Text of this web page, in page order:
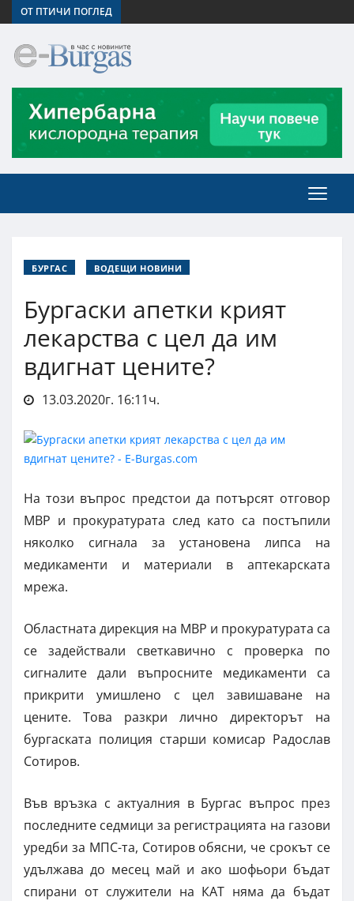
ОТ ПТИЧИ ПОГЛЕД
БУРГАС ВОДЕЩИ НОВИНИ
Бургаски апетки крият
лекарства с цел да им
вдигнат цените?
13.03.2020г. 16:11ч.
На този въпрос предстои да потърсят отговор
МВР и прокуратурата след като са постъпили
няколко сигнала за установена липса на
медикаменти и материали в аптекарската
мрежа.
Областната дирекция на МВР и прокуратурата са
се задействали светкавично с проверка по
сигналите дали въпросните медикаменти са
прикрити умишлено с цел завишаване на
цените. Това разкри лично директорът на
бургаската полиция старши комисар Радослав
Сотиров.
Във връзка с актуалния в Бургас въпрос през
последните седмици за регистрацията на газови
уредби за МПС-та, Сотиров обясни, че срокът се
удължава до месец май и ако шофьори бъдат
спирани от служители на КАТ няма да бъдат